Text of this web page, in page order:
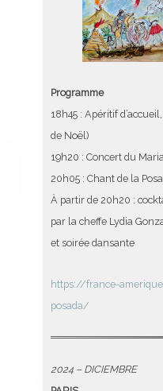
Programme
18h45 : Apéritif
de Noël)
19h20 : Concert du
20h05 : Chant de la
À partir de 20h20 :
par la cheffe Lydia
et soirée dansante
https://france-
posada/
2024 – DICIEMBRE